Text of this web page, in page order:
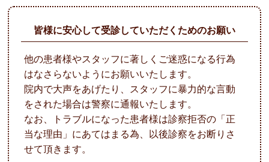
皆様に安心して受診していただくためのお願い
他の患者様やスタッフに著しくご迷惑になる行為
はなさらないようにお願いいたします。
院内で大声をあげたり、スタッフに暴力的な言動
をされた場合は警察に通報いたします。
なお、トラブルになった患者様は診察拒否の「正
当な理由」にあてはまる為、以後診察をお断りさ
せて頂きます。